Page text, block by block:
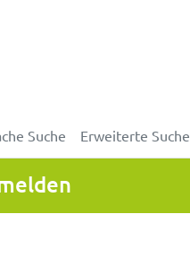
Suche Erweiterte Suche